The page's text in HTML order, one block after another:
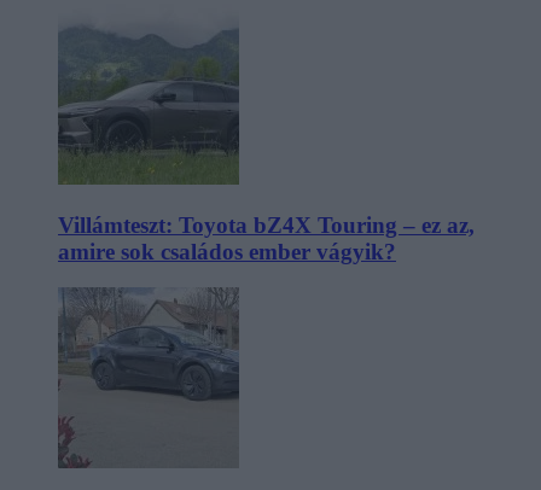
Villámteszt: Toyota bZ4X Touring – ez az,
amire sok családos ember vágyik?